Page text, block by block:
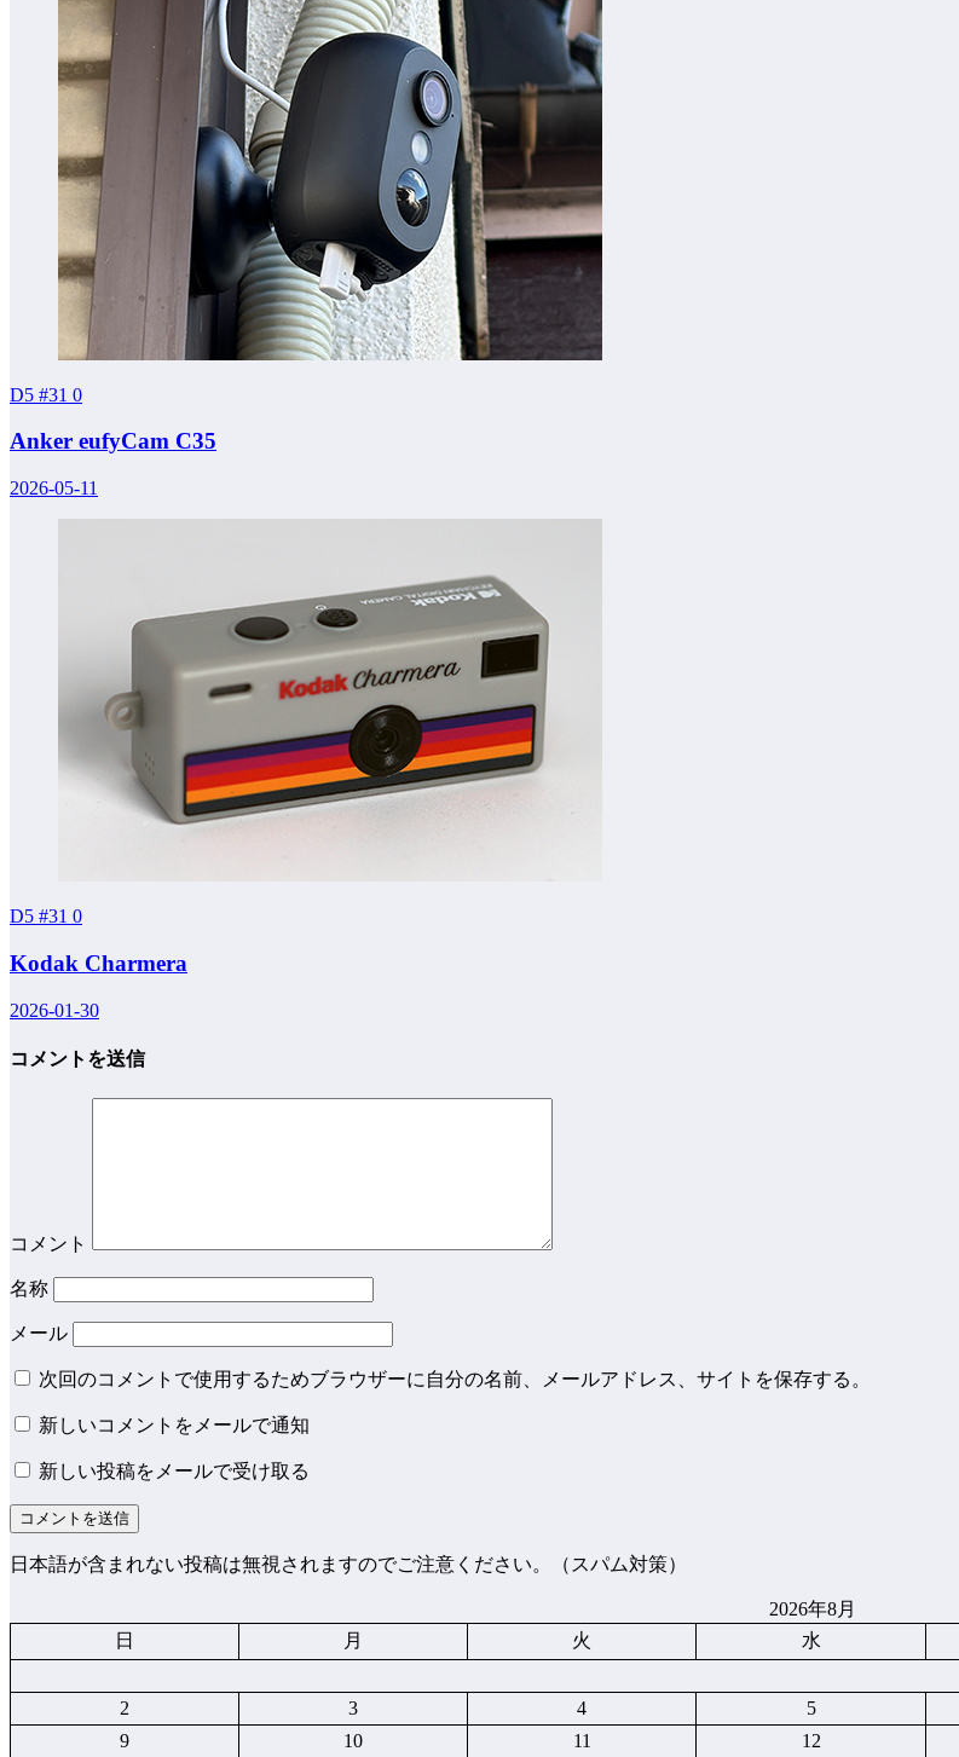
D5 #31 0
Anker eufyCam C35
2026-05-11
D5 #31 0
Kodak Charmera
2026-01-30
コメントを送信
コメント
名称
メール
次回のコメントで使用するためブラウザーに自分の名前、メールアドレス、サイトを保存する。
新しいコメントをメールで通知
新しい投稿をメールで受け取る
日本語が含まれない投稿は無視されますのでご注意ください。（スパム対策）
2026年8月
日
月 火 水
2
3 4 5
9
10 11 12